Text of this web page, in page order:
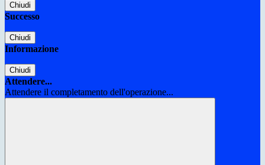
Chiudi
Successo
Chiudi
Informazione
Chiudi
Attendere...
Attendere il completamento dell'operazione...